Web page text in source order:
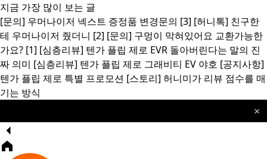
지금 가장 많이 보는 글
[문의] 우머나이저 넥스트 증정품 변경문의 [3] [허니톡] 친구한
테 우머나이저 줬더니 [2] [문의] 구멍이 막혀있어요 교환가능한
가요? [1] [심층리뷰] 텐가 플립 제로 EVR 돌아버린다는 말의 진
짜 의미 [심층리뷰] 텐가 플립 제로 그래비티 EV 야호 [공지사항]
텐가 플립 제로 특별 프로모션 [스토리] 허니미가 리뷰 점수를 매
기는 방식
공지 🎁 허니미 사은품 이벤트 안내
×